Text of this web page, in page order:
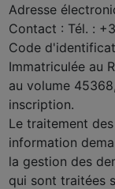
Adresse
Contact : Tél. :
Code
Immatriculée au
au volume
inscription.
Le traitement
information
la gestion des
qui sont traitées